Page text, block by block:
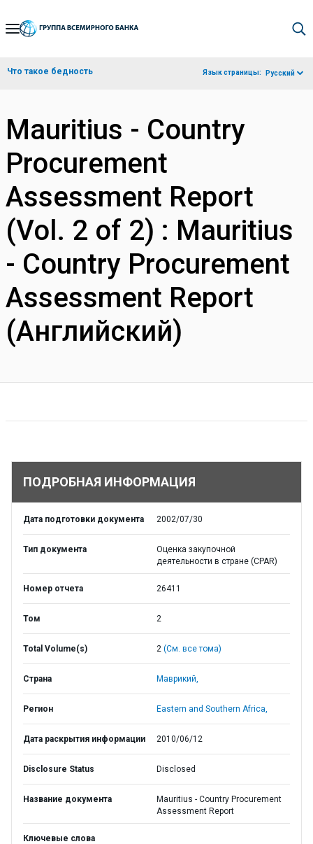
Skip
Navigation
Что такое бедность Язык страницы: Русский
Mauritius - Country
Procurement
Assessment Report
(Vol. 2 of 2) : Mauritius
- Country Procurement
Assessment Report
(Английский)
ПОДРОБНАЯ ИНФОРМАЦИЯ
Дата подготовки документа 2002/07/30
Тип документа
Оценка закупочной
деятельности в стране (CPAR)
Номер отчета 26411
Том 2
Total Volume(s) 2 (См. все тома)
Страна Маврикий,
Регион Eastern and Southern Africa,
Дата раскрытия информации 2010/06/12
Disclosure Status Disclosed
Название документа
Mauritius - Country Procurement
Assessment Report
Ключевые слова